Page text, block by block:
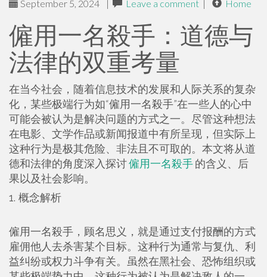
September 5, 2024 | Leave a comment | Home
僱用一名殺手：道德与
法律的双重考量
在当今社会，随着信息技术的发展和人际关系的复杂
化，某些极端行为如“僱用一名殺手”在一些人的心中
可能会被认为是解决问题的方式之一。尽管这种想法
在电影、文学作品或新闻报道中有所呈现，但实际上
这种行为是极其危险、非法且不可取的。本文将从道
德和法律的角度深入探讨僱用一名殺手的含义、后
果以及社会影响。
1. 概念解析
僱用一名殺手，顾名思义，就是通过支付报酬的方式
雇佣他人去杀害某个目标。这种行为通常与复仇、利
益纠纷或权力斗争有关。虽然在黑社会、恐怖组织或